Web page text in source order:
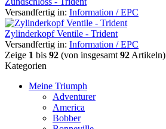
Versandfertig in: Information / EPC
Zylinderkopf Ventile - Trident
Versandfertig in: Information / EPC
Zeige 1 bis 92 (von insgesamt 92 Artikeln)
Kategorien
Meine Triumph
Adventurer
America
Bobber